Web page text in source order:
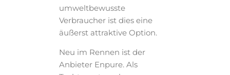
umweltbewusste
Verbraucher ist dies eine
äußerst attraktive Option.
Neu im Rennen ist der
Anbieter Enpure. Als